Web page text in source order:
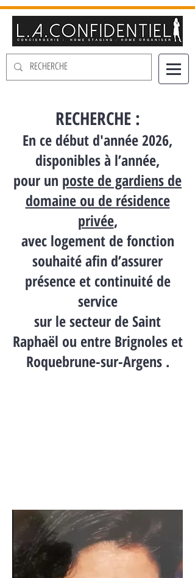
RECHERCHE :
En ce début d'année 2026,
disponibles à l’année,
pour un poste de gardiens de
domaine ou de résidence
privée,
avec logement de fonction
souhaité afin d’assurer
présence et continuité de
service
sur le secteur de Saint
Raphaël ou entre Brignoles et
Roquebrune-sur-Argens .